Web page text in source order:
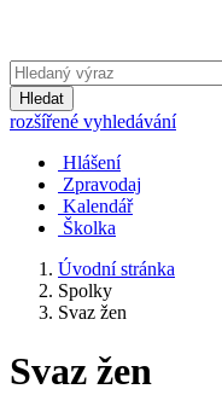
Hledat
rozšířené vyhledávání
Hlášení
Zpravodaj
Kalendář
Školka
Úvodní stránka
Spolky
Svaz žen
Svaz žen